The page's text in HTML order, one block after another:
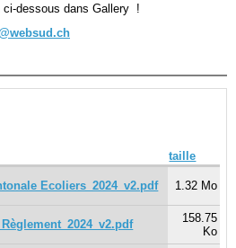
de passe
ci-dessous dans Gallery !
taille
Ecoliers_2024_v2.pdf 1.32 Mo
158.75
Ko